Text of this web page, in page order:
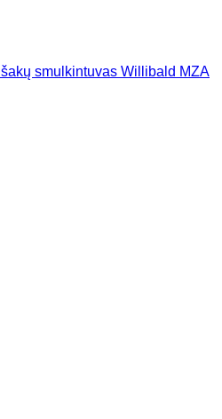
šakų smulkintuvas Willibald MZA